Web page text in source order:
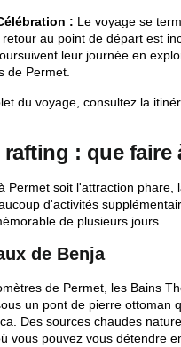
: Le voyage se
au point de départ est
leur journée en
de Permet.
du voyage, consultez la
: que faire
Permet soit l'attraction phare,
d'activités
de plusieurs jours.
de Benja
de Permet, les Bains
un pont de pierre ottoman
Des sources chaudes
vous pouvez vous détendre